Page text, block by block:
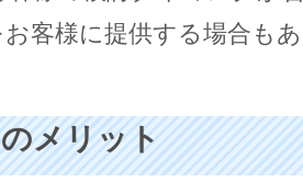
お客様に提供する場合も
メリット